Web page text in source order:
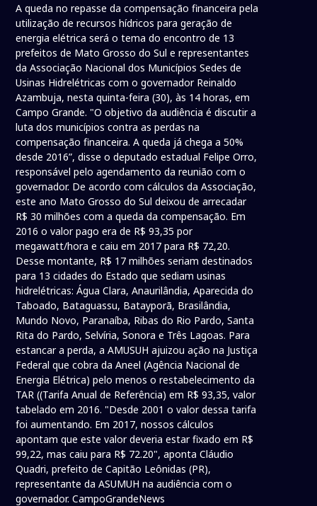
A queda no repasse da compensação financeira pela
utilização de recursos hídricos para geração de
energia elétrica será o tema do encontro de 13
prefeitos de Mato Grosso do Sul e representantes
da Associação Nacional dos Municípios Sedes de
Usinas Hidrelétricas com o governador Reinaldo
Azambuja, nesta quinta-feira (30), às 14 horas, em
Campo Grande. "O objetivo da audiência é discutir a
luta dos municípios contra as perdas na
compensação financeira. A queda já chega a 50%
desde 2016”, disse o deputado estadual Felipe Orro,
responsável pelo agendamento da reunião com o
governador. De acordo com cálculos da Associação,
este ano Mato Grosso do Sul deixou de arrecadar
R$ 30 milhões com a queda da compensação. Em
2016 o valor pago era de R$ 93,35 por
megawatt/hora e caiu em 2017 para R$ 72,20.
Desse montante, R$ 17 milhões seriam destinados
para 13 cidades do Estado que sediam usinas
hidrelétricas: Água Clara, Anaurilândia, Aparecida do
Taboado, Bataguassu, Batayporã, Brasilândia,
Mundo Novo, Paranaíba, Ribas do Rio Pardo, Santa
Rita do Pardo, Selvíria, Sonora e Três Lagoas. Para
estancar a perda, a AMUSUH ajuizou ação na Justiça
Federal que cobra da Aneel (Agência Nacional de
Energia Elétrica) pelo menos o restabelecimento da
TAR ((Tarifa Anual de Referência) em R$ 93,35, valor
tabelado em 2016. "Desde 2001 o valor dessa tarifa
foi aumentando. Em 2017, nossos cálculos
apontam que este valor deveria estar fixado em R$
99,22, mas caiu para R$ 72.20", aponta Cláudio
Quadri, prefeito de Capitão Leônidas (PR),
representante da ASUMUH na audiência com o
governador. CampoGrandeNews